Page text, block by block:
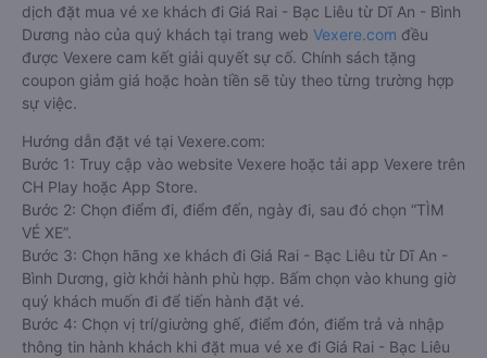
dịch đặt mua vé xe khách đi Giá Rai - Bạc Liêu từ Dĩ An - Bình
Dương nào của quý khách tại trang web Vexere.com đều
được Vexere cam kết giải quyết sự cố. Chính sách tặng
coupon giảm giá hoặc hoàn tiền sẽ tùy theo từng trường hợp
sự việc.
Hướng dẫn đặt vé tại Vexere.com:
Bước 1: Truy cập vào website Vexere hoặc tải app Vexere trên
CH Play hoặc App Store.
Bước 2: Chọn điểm đi, điểm đến, ngày đi, sau đó chọn “TÌM
VÉ XE”.
Bước 3: Chọn hãng xe khách đi Giá Rai - Bạc Liêu từ Dĩ An -
Bình Dương, giờ khởi hành phù hợp. Bấm chọn vào khung giờ
quý khách muốn đi để tiến hành đặt vé.
Bước 4: Chọn vị trí/giường ghế, điểm đón, điểm trả và nhập
thông tin hành khách khi đặt mua vé xe đi Giá Rai - Bạc Liêu